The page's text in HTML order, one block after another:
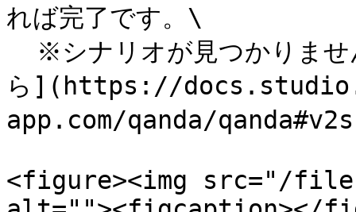
れば完了です。\
ら](https://
app.com/qanda/
<figure><img src="/files/